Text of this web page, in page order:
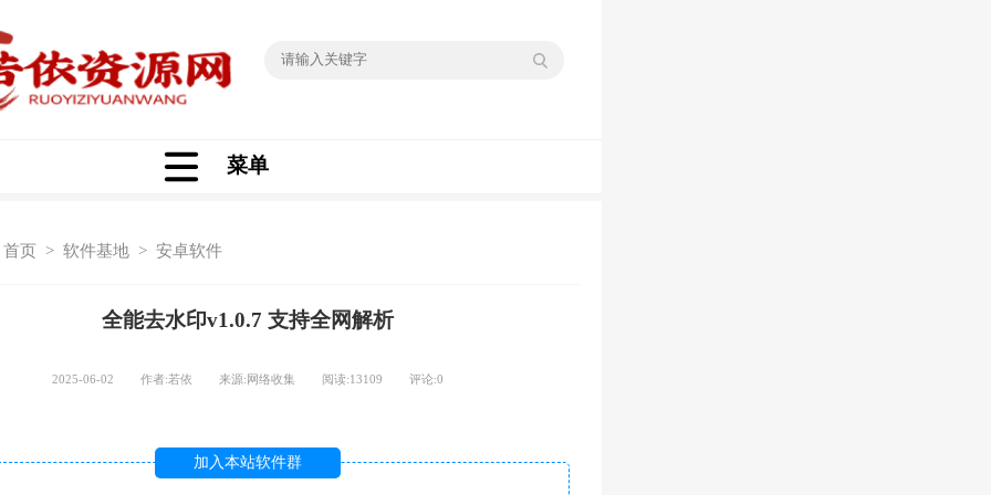
菜单
首页 >软件基地 >安卓软件
全能去水印v1.0.7 支持全网解析
2025-06-02 作者:若依 来源:网络收集 阅读:13109 评论:0
加入本站软件群